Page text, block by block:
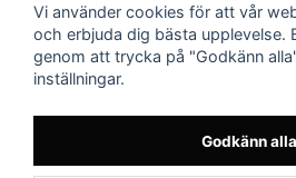
Om
Vi använder cookies för att vår
och erbjuda dig bästa upplevelse.
genom att trycka på "Godkänn
inställningar.
Godkänn alla